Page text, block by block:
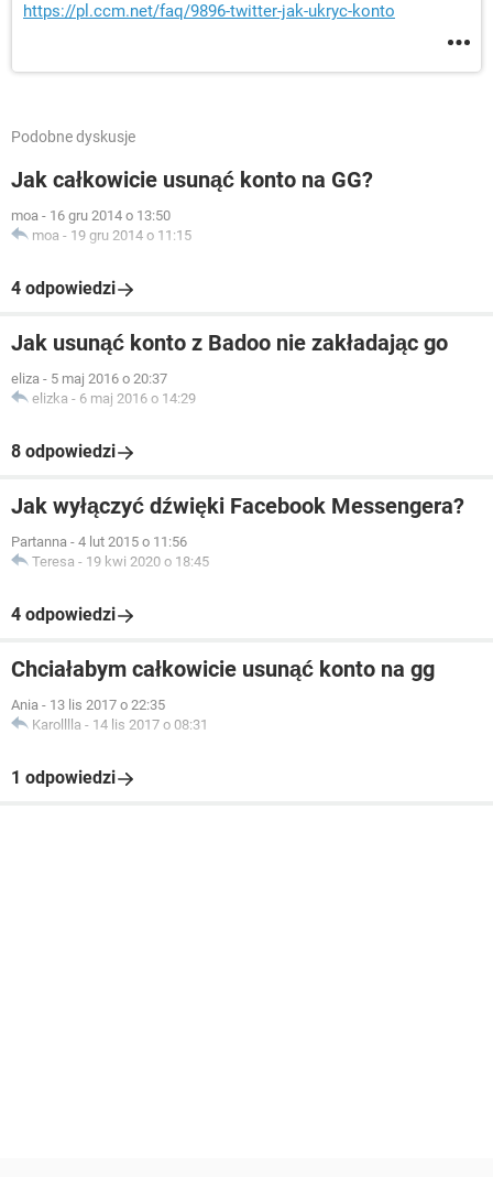
https://pl.ccm.net/faq/9896-twitter-jak-ukryc-konto
Podobne dyskusje
Jak całkowicie usunąć konto na GG?
moa - 16 gru 2014 o 13:50
moa - 19 gru 2014 o 11:15
4 odpowiedzi
Jak usunąć konto z Badoo nie zakładając go
eliza - 5 maj 2016 o 20:37
elizka - 6 maj 2016 o 14:29
8 odpowiedzi
Jak wyłączyć dźwięki Facebook Messengera?
Partanna - 4 lut 2015 o 11:56
Teresa - 19 kwi 2020 o 18:45
4 odpowiedzi
Chciałabym całkowicie usunąć konto na gg
Ania - 13 lis 2017 o 22:35
Karolllla - 14 lis 2017 o 08:31
1 odpowiedzi